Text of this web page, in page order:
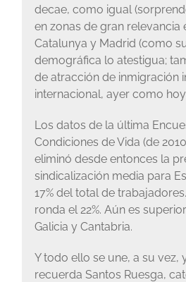
decae, como igual
en zonas de gran
Catalunya y Madrid (como
demográfica lo atestigua;
de atracción de inmigración
internacional, ayer como
Los datos de la última
Condiciones de Vida (de
eliminó desde entonces la
sindicalización media para
17% del total de
ronda el 22%. Aún es
Galicia y Cantabria.
Y todo ello se une, a su vez,
recuerda Santos Ruesga,